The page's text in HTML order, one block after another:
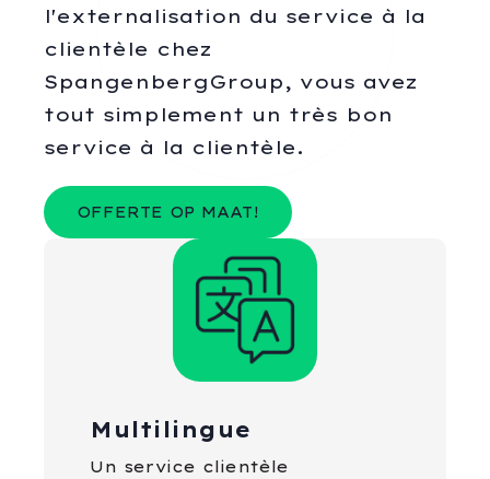
l'externalisation du service à la
clientèle chez
SpangenbergGroup, vous avez
tout simplement un très bon
service à la clientèle.
OFFERTE OP MAAT!
Multilingue
Un service clientèle